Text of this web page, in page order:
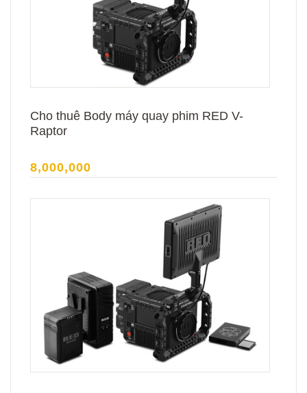
Cho thuê Body máy quay phim RED V-
Raptor
8,000,000